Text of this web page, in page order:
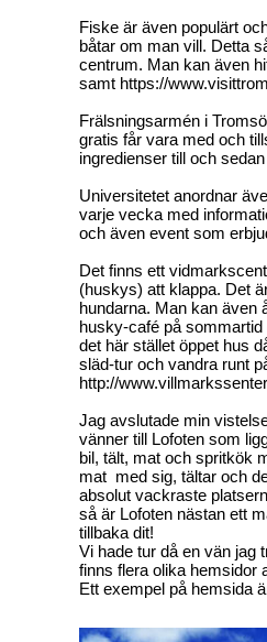
Fiske är även populärt
båtar om man vill. Detta
centrum. Man kan även
samt https://
Frälsningsarmén i
gratis får vara med och
ingredienser till och
Universitetet anordnar
varje vecka med
och även event som
Det finns ett
(huskys) att klappa. Det
hundarna. Man kan även
husky-café på
det här stället öppet hus
släd-tur och vandra runt
http://
Jag avslutade min
vänner till Lofoten som
bil, tält, mat och spritkök
mat med sig, tältar och
absolut vackraste
så är Lofoten nästan ett
tillbaka dit!
Vi hade tur då en vän jag
finns flera olika hemsidor
Ett exempel på hemsida